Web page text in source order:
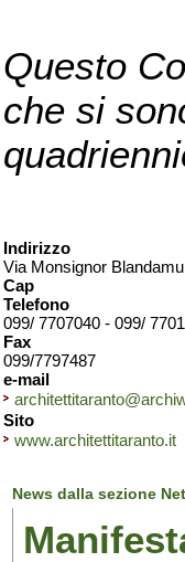
Questo
che si
Indirizzo
Via Monsignor
Cap
Telefono
099/ 7707040 - 099/
Fax
099/7797487
e-mail
Sito
www.architettitaranto.it
News dalla sezione